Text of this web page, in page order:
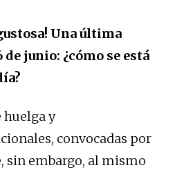
Una última
junio: ¿cómo se está
huelga y
convocadas por
sin embargo, al mismo